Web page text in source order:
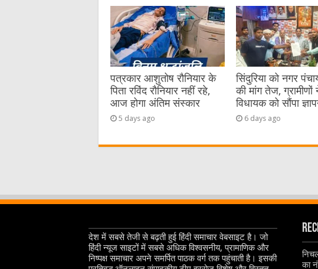
पत्रकार आशुतोष रौनियार के
पिता रविंद रौनियार नहीं रहे,
आज होगा अंतिम संस्कार
5 days ago
सिंदुरिया को नगर
की मांग तेज, ग्रामीणों
विधायक को सौंपा
6 days ago
देश में सबसे तेजी से बढ़ती हुई हिंदी समाचार वेबसाइट है। जो
हिंदी न्यूज साइटों में सबसे अधिक विश्वसनीय, प्रामाणिक और
निष्पक्ष समाचार अपने समर्पित पाठक वर्ग तक पहुंचाती है। इसकी
का